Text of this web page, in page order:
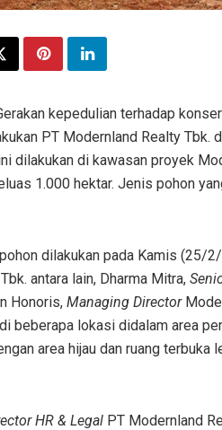
kepedulian terhadap
PT Modernland Realty Tbk.
dilakukan di kawasan proyek
1.000 hektar. Jenis pohon
dilakukan pada Kamis (25/
antara lain, Dharma Mitra,
Honoris, Managing Director
beberapa lokasi didalam area
area hijau dan ruang terbuka
HR & Legal PT Modernland